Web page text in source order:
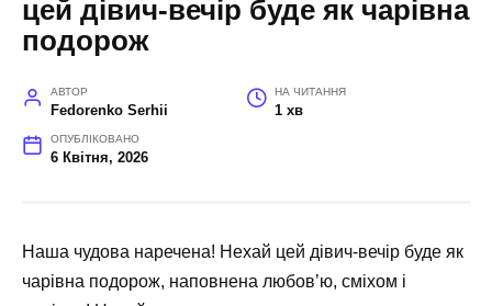
цей дівич-вечір буде як чарівна
подорож
АВТОР
Fedorenko Serhii
НА ЧИТАННЯ
1 хв
ОПУБЛІКОВАНО
6 Квітня, 2026
Наша чудова наречена! Нехай цей дівич-вечір буде як
чарівна подорож, наповнена любов’ю, сміхом і